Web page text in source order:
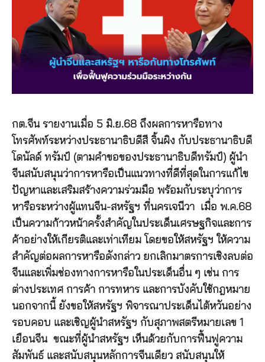
กต.จีน รายงานเมื่อ 5 มิ.ย.68 ถึงผลการหารือทาง
โทรศัพท์ระหว่างประธานาธิบดีสี จิ้นผิง กับประธานาธิบดี
โดนัลด์ ทรัมป์ (ตามคำขอของประธานาธิบดีทรัมป์) ผู้นำ
จีนสนับสนุนว่าการหารือเป็นแนวทางที่ดีที่สุดในการแก้ไข
ปัญหาและเสริมสร้างความร่วมมือ พร้อมกับระบุว่าการ
หารือระหว่างผู้แทนจีน-สหรัฐฯ ที่นครเจนีวา เมื่อ พ.ค.68
เป็นความก้าวหน้าครั้งสำคัญในประเด็นเศรษฐกิจและการ
ค้าอย่างให้เกียรติและเท่าเทียม โดยขอให้สหรัฐฯ ให้ความ
สำคัญต่อผลการหารือดังกล่าว ยกเลิกมาตรการเชิงลบต่อ
จีนและเพิ่มช่องทางการหารือในประเด็นอื่น ๆ เช่น การ
ต่างประเทศ การค้า การทหาร และการบังคับใช้กฎหมาย
นอกจากนี้ ยังขอให้สหรัฐฯ พิจารณาประเด็นไต้หวันอย่าง
รอบคอบ และเชิญผู้นำสหรัฐฯ กับสุภาพสตรีหมายเลข 1
เยือนจีน ขณะที่ผู้นำสหรัฐฯ เห็นด้วยกับการฟื้นฟูความ
สัมพันธ์ และสนับสนุนหลักการจีนเดียว สนับสนุนให้